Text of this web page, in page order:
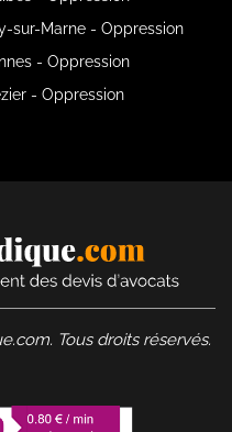
sur-Marne - Oppression
- Oppression
- Oppression
Tous droits réservés.